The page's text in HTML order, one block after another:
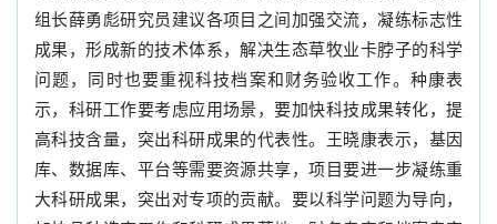
组长薛勇彪研究员建议各项目之间加强交流，凝练标志性
成果，形成新的技术体系，解决生态草牧业卡脖子的科学
问题，同时也要重视科技档案和财务验收工作。种康表
示，科研工作要考虑应用场景，要加快科技成果转化，提
高科技含量，突出科研成果的代表性。王晓康表示，基因
库、数据库、平台等需要资源共享，项目要进一步凝练重
大科研成果，突出对专项的贡献。要以科学问题为导向，